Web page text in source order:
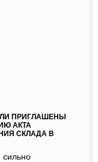
ПРИГЛАШЕНЫ
АКТА
СКЛАДА В